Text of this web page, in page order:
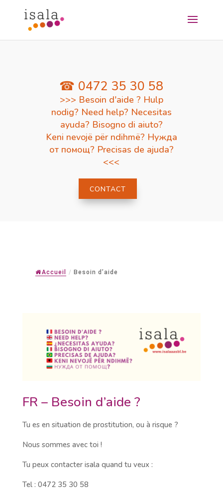
☎ 0472 35 30 58
>>> Besoin d'aide ? Hulp
nodig? Need help? Necesitas
ayuda? Bisogno di aiuto?
Keni nevojë për ndihmë? Нужда
от помощ? Precisas de ajuda?
<<<
CONTACT
Accueil / Besoin d’aide
FR – Besoin d’aide ?
Tu es en situation de prostitution, ou à risque ?
Nous sommes avec toi !
Tu peux contacter isala quand tu veux :
Tel : 0472 35 30 58